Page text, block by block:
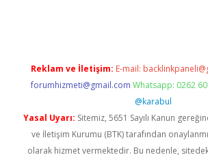
Reklam ve İletişim: E-mail:
forumhizmeti@gmail.com Whatsapp: 0262
@karabul
Yasal Uyarı: Sitemiz, 5651 Sayılı Kanun
ve İletişim Kurumu (BTK) tarafından
olarak hizmet vermektedir. Bu nedenle,